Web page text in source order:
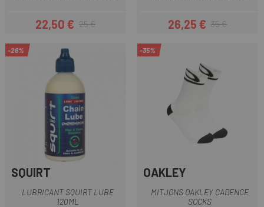
Preu
22,50 €Preu regular
25 €
Preu
26,25 €Preu regular
35 €
-26%
SQUIRT
LUBRICANT SQUIRT LUBE
120ML
-35%
OAKLEY
MITJONS OAKLEY CADENCE
SOCKS